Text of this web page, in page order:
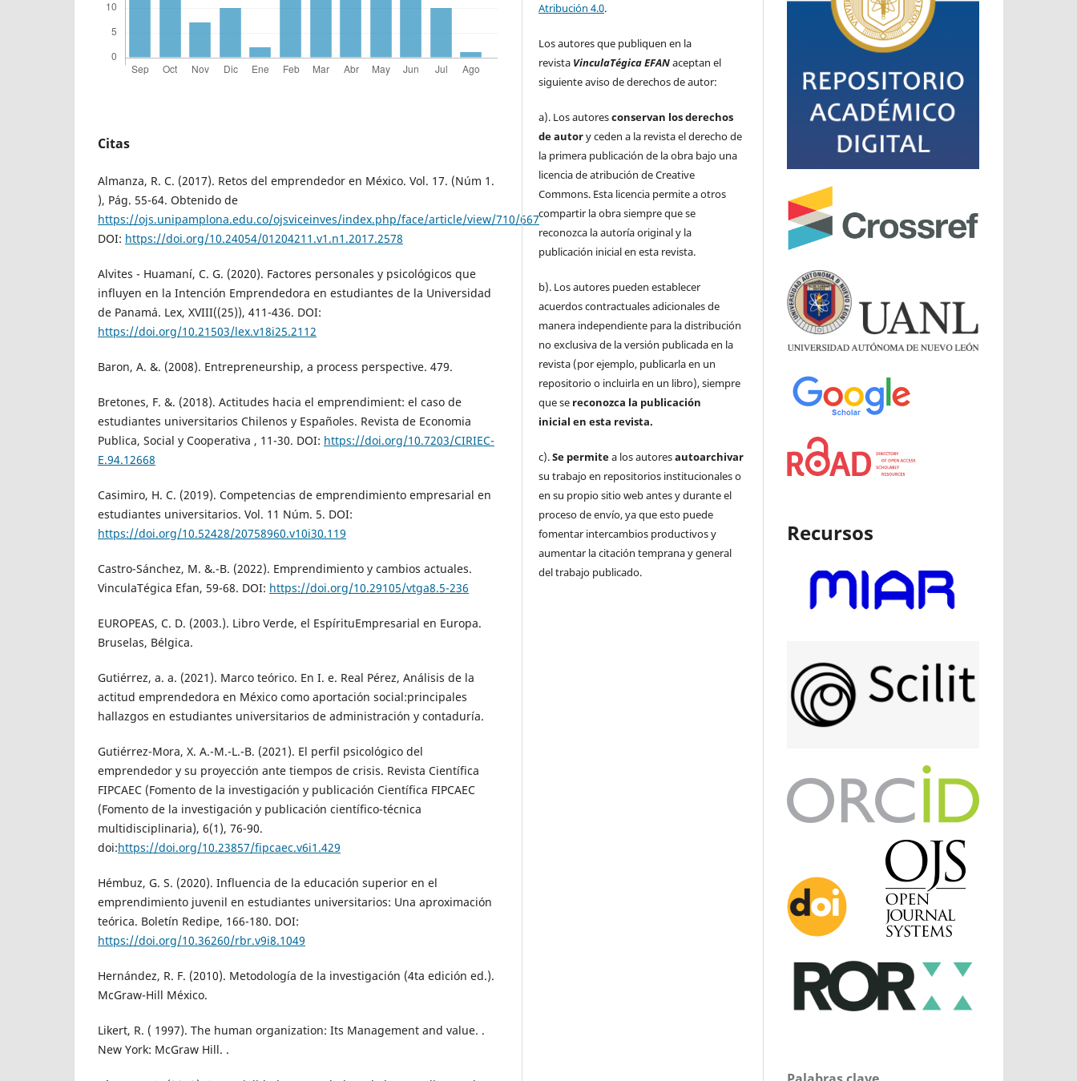
Citas
Almanza, R. C. (2017). Retos del emprendedor en México. Vol. 17. (Núm 1.
), Pág. 55-64. Obtenido de
https://ojs.unipamplona.edu.co/ojsviceinves/index.php/face/article/view/710/667
DOI: https://doi.org/10.24054/01204211.v1.n1.2017.2578
Alvites - Huamaní, C. G. (2020). Factores personales y psicológicos que
influyen en la Intención Emprendedora en estudiantes de la Universidad
de Panamá. Lex, XVIII((25)), 411-436. DOI:
https://doi.org/10.21503/lex.v18i25.2112
Baron, A. &. (2008). Entrepreneurship, a process perspective. 479.
Bretones, F. &. (2018). Actitudes hacia el emprendimient: el caso de
estudiantes universitarios Chilenos y Españoles. Revista de Economia
Publica, Social y Cooperativa , 11-30. DOI: https://doi.org/10.7203/CIRIEC-
E.94.12668
Casimiro, H. C. (2019). Competencias de emprendimiento empresarial en
estudiantes universitarios. Vol. 11 Núm. 5. DOI:
https://doi.org/10.52428/20758960.v10i30.119
Castro-Sánchez, M. &.-B. (2022). Emprendimiento y cambios actuales.
VinculaTégica Efan, 59-68. DOI: https://doi.org/10.29105/vtga8.5-236
EUROPEAS, C. D. (2003.). Libro Verde, el EspírituEmpresarial en Europa.
Bruselas, Bélgica.
Gutiérrez, a. a. (2021). Marco teórico. En I. e. Real Pérez, Análisis de la
actitud emprendedora en México como aportación social:principales
hallazgos en estudiantes universitarios de administración y contaduría.
Gutiérrez-Mora, X. A.-M.-L.-B. (2021). El perfil psicológico del
emprendedor y su proyección ante tiempos de crisis. Revista Científica
FIPCAEC (Fomento de la investigación y publicación Científica FIPCAEC
(Fomento de la investigación y publicación científico-técnica
multidisciplinaria), 6(1), 76-90.
doi:https://doi.org/10.23857/fipcaec.v6i1.429
Hémbuz, G. S. (2020). Influencia de la educación superior en el
emprendimiento juvenil en estudiantes universitarios: Una aproximación
teórica. Boletín Redipe, 166-180. DOI:
https://doi.org/10.36260/rbr.v9i8.1049
Hernández, R. F. (2010). Metodología de la investigación (4ta edición ed.).
McGraw-Hill México.
Likert, R. ( 1997). The human organization: Its Management and value. .
New York: McGraw Hill. .
Atribución 4.0.
Los autores que publiquen en la
revista VinculaTégica EFANaceptan el
siguiente aviso de derechos de autor:
a). Los autoresconservan los derechos
de autory ceden a la revista el derecho de
la primera publicación de la obra bajo una
licencia de atribución de Creative
Commons. Esta licencia permite a otros
compartir la obra siempre que se
reconozca la autoría original y la
publicación inicial en esta revista.
b). Los autores pueden establecer
acuerdos contractuales adicionales de
manera independiente para la distribución
no exclusiva de la versión publicada en la
revista (por ejemplo, publicarla en un
repositorio o incluirla en un libro), siempre
que se reconozca la publicación
inicial en esta revista.
c).Se permitea los autoresautoarchivar
su trabajo en repositorios institucionales o
en su propio sitio web antes y durante el
proceso de envío, ya que esto puede
fomentar intercambios productivos y
aumentar la citación temprana y general
del trabajo publicado.
Recursos